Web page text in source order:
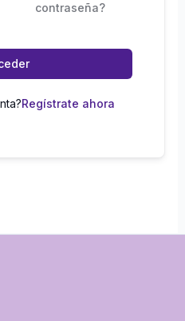
contraseña?
Regístrate ahora